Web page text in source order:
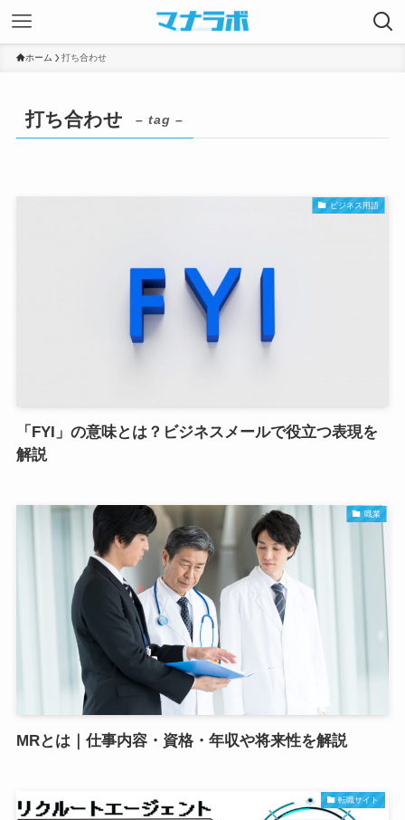
ホーム 打ち合わせ
打ち合わせ – tag –
ビジネス用語
「FYI」の意味とは？ビジネスメールで役立つ表現を
解説
職業
MRとは｜仕事内容・資格・年収や将来性を解説
転職サイト